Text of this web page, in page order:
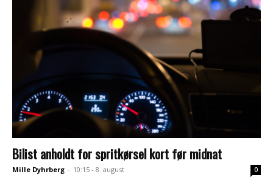
Bilist anholdt for spritkørsel kort før midnat
Mille Dyhrberg - 10:15 - 8. august 0